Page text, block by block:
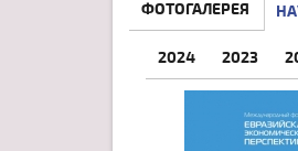
ФОТОГАЛЕРЕЯ
2024 2023